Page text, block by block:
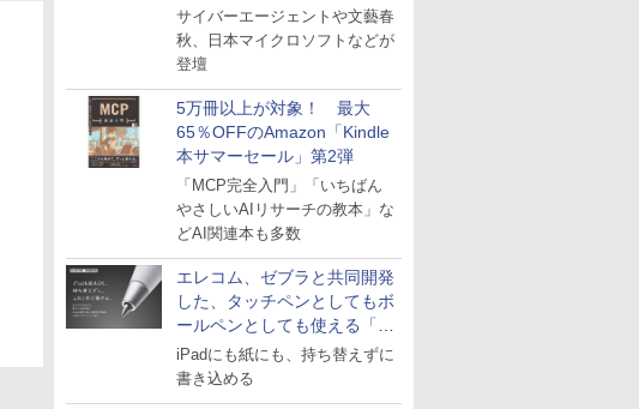
27日にオンライン開催
サイバーエージェントや文藝春
秋、日本マイクロソフトなどが
登壇
5万冊以上が対象！ 最大
65％OFFのAmazon「Kindle
本サマーセール」第2弾
「MCP完全入門」「いちばん
やさしいAIリサーチの教本」な
どAI関連本も多数
エレコム、ゼブラと共同開発
した、タッチペンとしてもボ
ールペンとしても使える「ス
タイラスツーウェイ」発売
iPadにも紙にも、持ち替えずに
書き込める